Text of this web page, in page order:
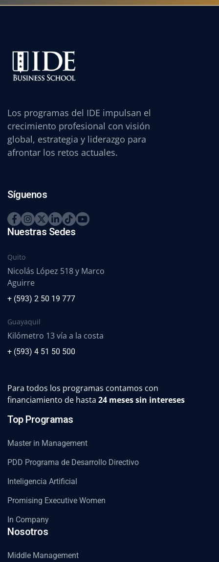
Los programas del IDE impulsan el
crecimiento profesional con visión
global, estrategia y liderazgo para
afrontar los retos actuales.
Síguenos
Nuestras Sedes
Quito
Nicolás López 518 y Marco
Aguirre
+ (593) 2 50 19 777
Guayaquil
Kilómetro 13 vía a la costa
+ (593) 4 51 50 500
Para todos los programas contamos con
financiamiento de hasta 24 meses sin intereses
Top Programas
Master in Management
PDD Programa de Desarrollo Directivo
Inteligencia Artificial
Promising Executive Women
In Company
Nosotros
Middle Management